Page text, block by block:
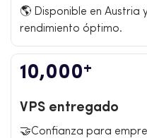
🌎 Disponible en Austria
rendimiento óptimo.
10,000+
VPS entregado
🤝Confianza para